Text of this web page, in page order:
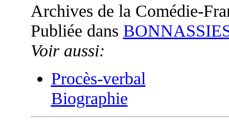
Archives de la Comédie-
Publiée dans
Voir aussi:
Procès-verbal
Biographie